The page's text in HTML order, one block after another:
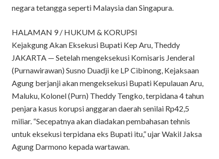
negara tetangga seperti Malaysia dan Singapura.
HALAMAN 9 / HUKUM & KORUPSI
Kejakgung Akan Eksekusi Bupati Kep Aru, Theddy
JAKARTA — Setelah mengeksekusi Komisaris Jenderal
(Purnawirawan) Susno Duadji ke LP Cibinong, Kejaksaan
Agung berjanji akan mengeksekusi Bupati Kepulauan Aru,
Maluku, Kolonel (Purn) Theddy Tengko, terpidana 4 tahun
penjara kasus korupsi anggaran daerah senilai Rp42,5
miliar. “Secepatnya akan diadakan pembahasan tehnis
untuk eksekusi terpidana eks Bupati itu,” ujar Wakil Jaksa
Agung Darmono kepada wartawan.